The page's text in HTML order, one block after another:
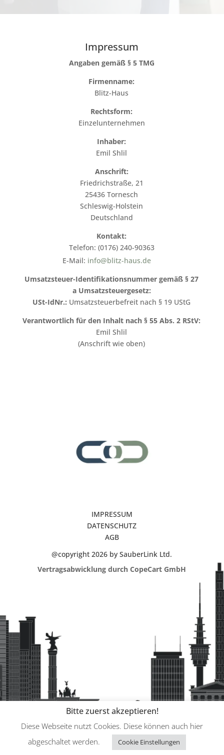
Impressum
Angaben gemäß § 5 TMG
Firmenname:
Blitz-Haus
Rechtsform:
Einzelunternehmen
Inhaber:
Emil Shlil
Anschrift:
Friedrichstraße, 21
25436 Tornesch
Schleswig-Holstein
Deutschland
Kontakt:
Telefon: (0176) 240-90363
E-Mail: info@blitz-haus.de
Umsatzsteuer-Identifikationsnummer gemäß § 27
a Umsatzsteuergesetz:
USt-IdNr.: Umsatzsteuerbefreit nach § 19 UStG
Verantwortlich für den Inhalt nach § 55 Abs. 2 RStV:
Emil Shlil
(Anschrift wie oben)
IMPRESSUM
DATENSCHUTZ
AGB
@copyright 2026 by SauberLink Ltd.
Vertragsabwicklung durch CopeCart GmbH
Bitte zuerst akzeptieren!
Diese Webseite nutzt Cookies. Diese können auch hier
abgeschaltet werden.
Cookie Einstellungen